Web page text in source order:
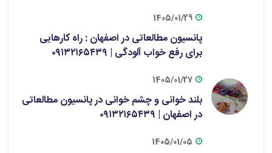
1405/01/29
پانسیون مطالعاتی در اصفهان : راه کارهایی
برای رفع خواب آلودگی | ۰۹۱۳۲۱۶۵۴۳۹
1405/01/27
بلند خوانی و چشم خوانی در پانسیون مطالعاتی
در اصفهان | ۰۹۱۳۲۱۶۵۴۳۹
1405/01/05